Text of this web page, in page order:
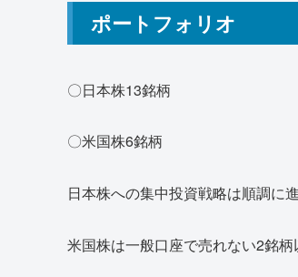
ポートフォリオ
〇日本株13銘柄
〇米国株6銘柄
日本株への集中投資戦略は順調に
米国株は一般口座で売れない2銘柄